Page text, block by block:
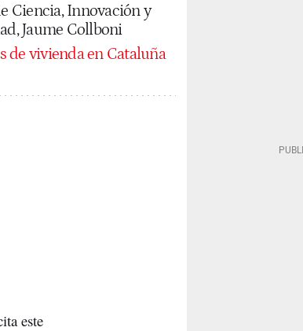
Ciencia, Innovación y
Jaume Collboni
de vivienda en Cataluña
este